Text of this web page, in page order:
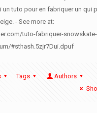
un tuto pour en fabriquer un qui
- See more at:
tuto-fabriquer-
#sthash.5zjr7Dui.dpuf
Tags
Authors